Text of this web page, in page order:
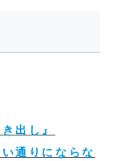
出し』
通りにならな